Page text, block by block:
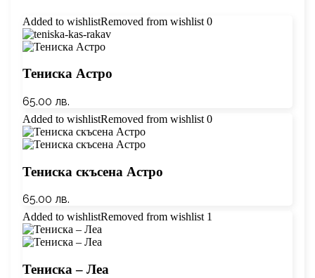
Added to wishlistRemoved from wishlist 0
Тениска Астро
65.00 лв.
Added to wishlistRemoved from wishlist 0
Тениска скъсена Астро
65.00 лв.
Added to wishlistRemoved from wishlist 1
Тениска – Леа